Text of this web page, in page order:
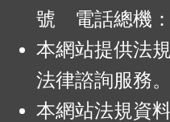
號 電話總機：
本網站提供法
法律諮詢服務。
本網站法規資